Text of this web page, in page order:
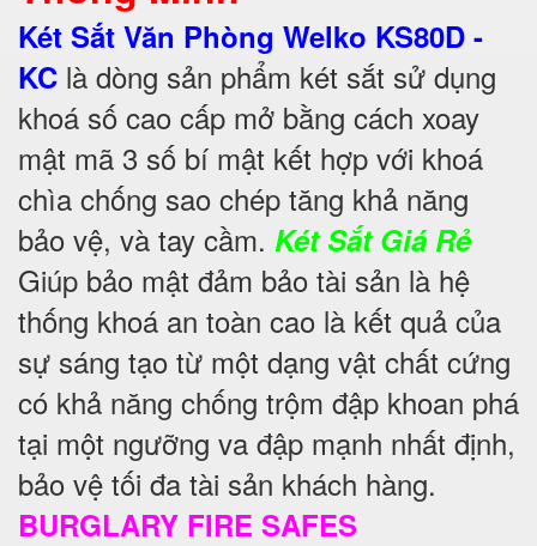
Két Sắt Văn Phòng Welko KS80D -
KC là dòng sản phẩm két sắt sử dụng
khoá số cao cấp mở bằng cách xoay
mật mã 3 số bí mật kết hợp với khoá
chìa chống sao chép tăng khả năng
bảo vệ, và tay cầm. Két Sắt Giá Rẻ
Giúp bảo mật đảm bảo tài sản là hệ
thống khoá an toàn cao là kết quả của
sự sáng tạo từ một dạng vật chất cứng
có khả năng chống trộm đập khoan phá
tại một ngưỡng va đập mạnh nhất định,
bảo vệ tối đa tài sản khách hàng.
BURGLARY FIRE SAFES